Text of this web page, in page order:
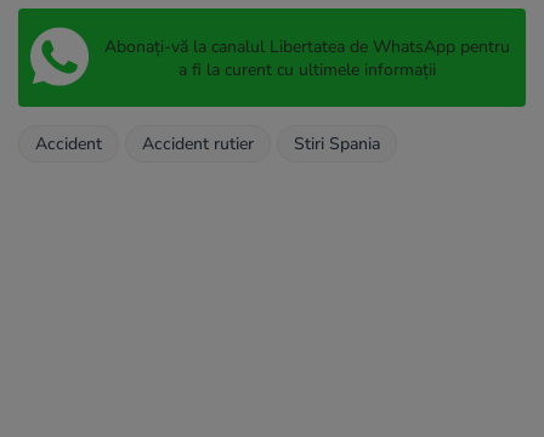
Abonați-vă la canalul Libertatea de WhatsApp pentru
a fi la curent cu ultimele informații
Accident Accident rutier Stiri Spania